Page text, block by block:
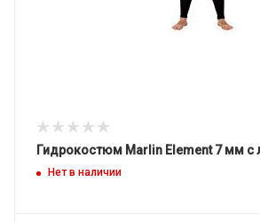
Гидрокостюм Marlin Element 7 мм с
Нет в наличии